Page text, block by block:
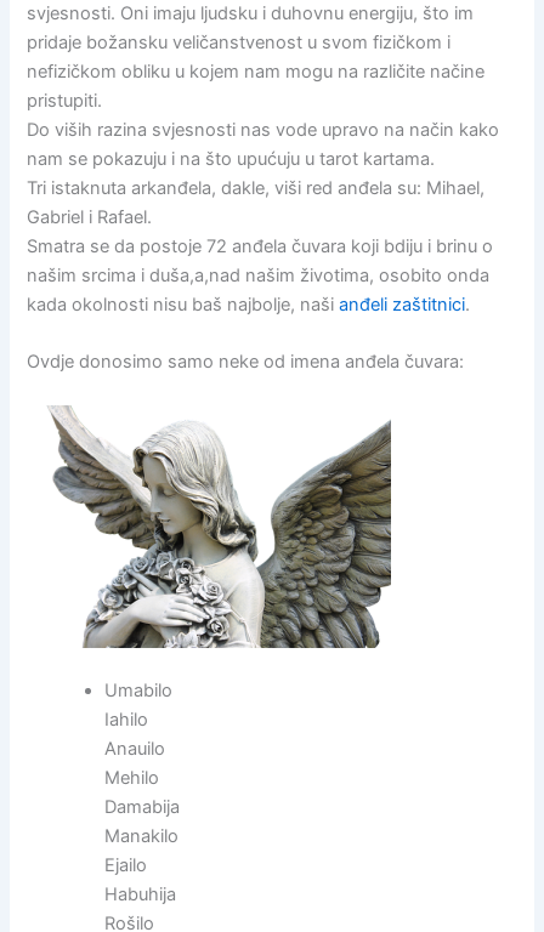
svjesnosti. Oni imaju ljudsku i duhovnu energiju, što im
pridaje božansku veličanstvenost u svom fizičkom i
nefizičkom obliku u kojem nam mogu na različite načine
pristupiti.
Do viših razina svjesnosti nas vode upravo na način kako
nam se pokazuju i na što upućuju u tarot kartama.
Tri istaknuta arkanđela, dakle, viši red anđela su: Mihael,
Gabriel i Rafael.
Smatra se da postoje 72 anđela čuvara koji bdiju i brinu o
našim srcima i duša,a,nad našim životima, osobito onda
kada okolnosti nisu baš najbolje, našianđeli zaštitnici.
Ovdje donosimo samo neke od imena anđela čuvara:
Umabilo
Iahilo
Anauilo
Mehilo
Damabija
Manakilo
Ejailo
Habuhija
Rošilo